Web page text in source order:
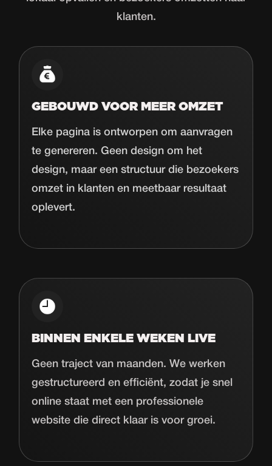
klanten.
GEBOUWD VOOR MEER OMZET
Elke pagina is ontworpen om aanvragen
te genereren. Geen design om het
design, maar een structuur die bezoekers
omzet in klanten en meetbaar resultaat
oplevert.
BINNEN ENKELE WEKEN LIVE
Geen traject van maanden. We werken
gestructureerd en efficiënt, zodat je snel
online staat met een professionele
website die direct klaar is voor groei.